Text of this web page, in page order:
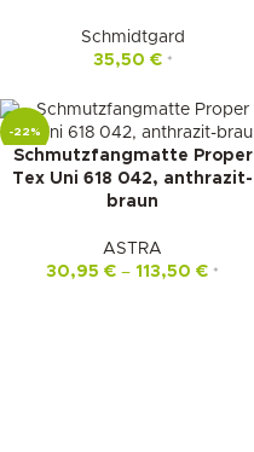
Schmidtgard
35,50 € *
-22%
Schmutzfangmatte Proper
Tex Uni 618 042, anthrazit-
braun
ASTRA
30,95 € – 113,50 € *